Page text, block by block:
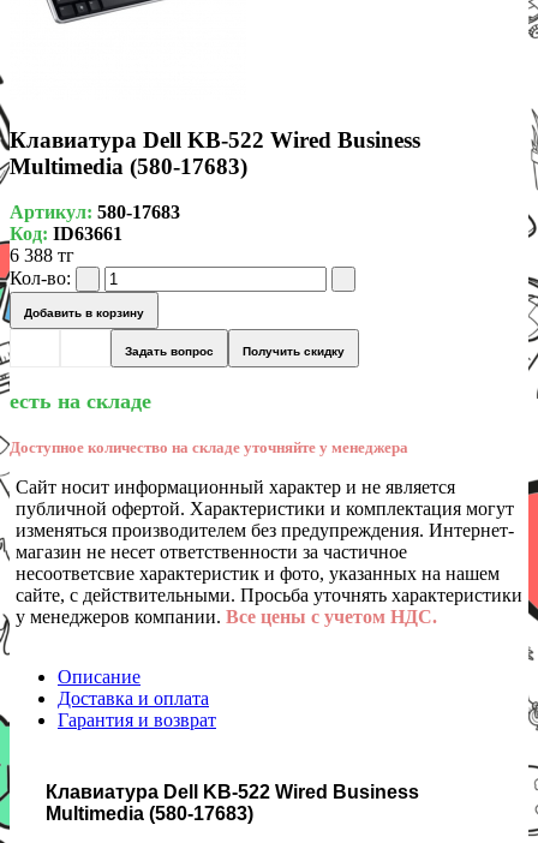
Клавиатура Dell KB-522 Wired Business
Multimedia (580-17683)
Артикул: 580-17683
Код: ID63661
6 388 тг
Кол-во:
Добавить в корзину
Задать вопрос Получить скидку
есть на складе
Доступное количество на складе уточняйте у менеджера
Сайт носит информационный характер и не является
публичной офертой. Характеристики и комплектация могут
изменяться производителем без предупреждения. Интернет-
магазин не несет ответственности за частичное
несоответсвие характеристик и фото, указанных на нашем
сайте, с действительными. Просьба уточнять характеристики
у менеджеров компании. Все цены с учетом НДС.
Описание
Доставка и оплата
Гарантия и возврат
Клавиатура Dell KB-522 Wired Business
Multimedia (580-17683)